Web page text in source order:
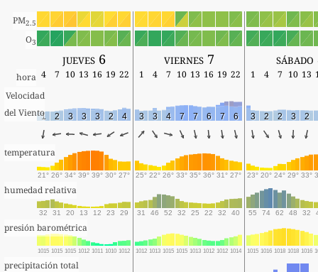
PM2.5
O3
jueves 6 viernes 7 sábado
hora 4 7 10 13 16 19 22 1 4 7 10 13 16 19 22 1 4 7 10 13
Velocidad
del Viento
1 2 3 3 3 2 4 3 3 4 7 7 6 7 6 3 2 2 3 2
temperatura
21° 26° 34° 39° 39° 30° 27° 25° 22° 26° 33° 35° 36° 31° 27° 23° 20° 24° 29° 33°
humedad relativa
32 31 20 13 12 23 29 31 46 52 32 25 22 32 40 55 74 62 48 32
presión barométrica
1015 1015 1015 1012 1011 1010 1012 1012 1013 1015 1015 1013 1012 1012 1014 1015 1016 1018 1018 1016
precipitación total